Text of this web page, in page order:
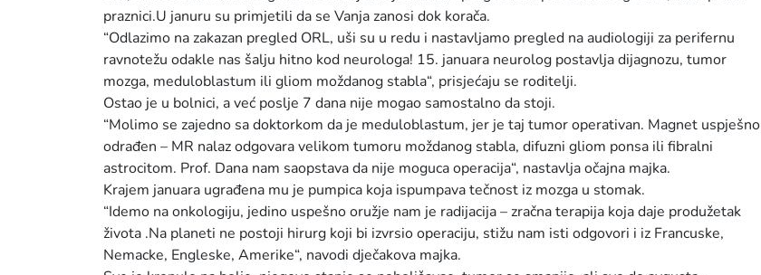
praznici.U januru su primjetili da se Vanja zanosi dok korača.
“Odlazimo na zakazan pregled ORL, uši su u redu i nastavljamo pregled na audiologiji za perifernu
ravnotežu odakle nas šalju hitno kod neurologa! 15. januara neurolog postavlja dijagnozu, tumor
mozga, meduloblastum ili gliom moždanog stabla“, prisjećaju se roditelji.
Ostao je u bolnici, a već poslje 7 dana nije mogao samostalno da stoji.
“Molimo se zajedno sa doktorkom da je meduloblastum, jer je taj tumor operativan. Magnet uspješno
odrađen – MR nalaz odgovara velikom tumoru moždanog stabla, difuzni gliom ponsa ili fibralni
astrocitom. Prof. Dana nam saopstava da nije moguca operacija“, nastavlja očajna majka.
Krajem januara ugrađena mu je pumpica koja ispumpava tečnost iz mozga u stomak.
“Idemo na onkologiju, jedino uspešno oružje nam je radijacija – zračna terapija koja daje produžetak
života .Na planeti ne postoji hirurg koji bi izvrsio operaciju, stižu nam isti odgovori i iz Francuske,
Nemacke, Engleske, Amerike“, navodi dječakova majka.